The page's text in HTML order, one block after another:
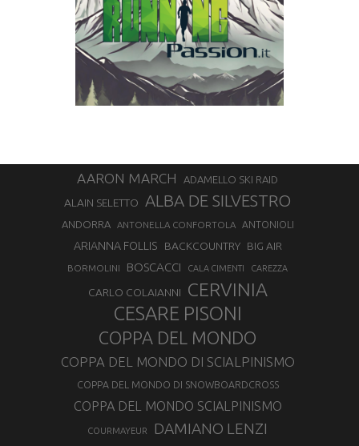
AARON MARCH ADAMELLO SKI RAID
ALAIN SELETTO ALBA DE SILVESTRO
ANDORRA ANTONELLA CONFORTOLA ANTONIOLI
ARIANNA FOLLIS BACKCOUNTRY BIG AIR
BORMOLINI BOSCACCI CALA CIMENTI CAREZZA
CARLO COLAIANNI CERVINIA
CESARE PISONI
COPPA DEL MONDO
COPPA DEL MONDO DI SCIALPINISMO
COPPA DEL MONDO DI SNOWBOARDCROSS
COPPA DEL MONDO SCIALPINISMO
COURMAYEUR DAMIANO LENZI